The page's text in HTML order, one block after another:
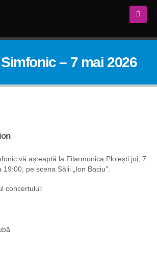
– 7 mai 2026
vă așteaptă la Filarmonica Ploiești joi, 7
pe scena Sălii „Ion Baciu”.
concertului: